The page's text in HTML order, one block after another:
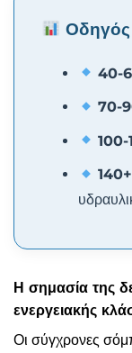
Οδηγός
40-
70-
100-
Η σημασία της
ενεργειακής
Οι σύγχρονες